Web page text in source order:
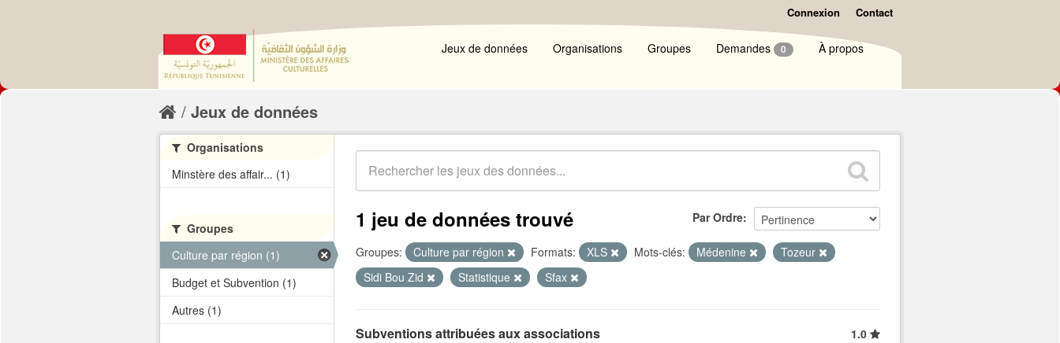
Connexion Contact
Jeux de données Organisations Groupes Demandes 0 À propos
Jeux de données
Par Ordre
1 jeu de données trouvé
Groupes: Culture par région Formats: XLS Mots-clés: Médenine
Tozeur
Sidi Bou Zid
Statistique Sfax
Subventions attribuées aux associations
1.0
Organisations
Minstère des affair... (1)
Groupes
Culture par région (1)
Budget et Subvention (1)
Autres (1)